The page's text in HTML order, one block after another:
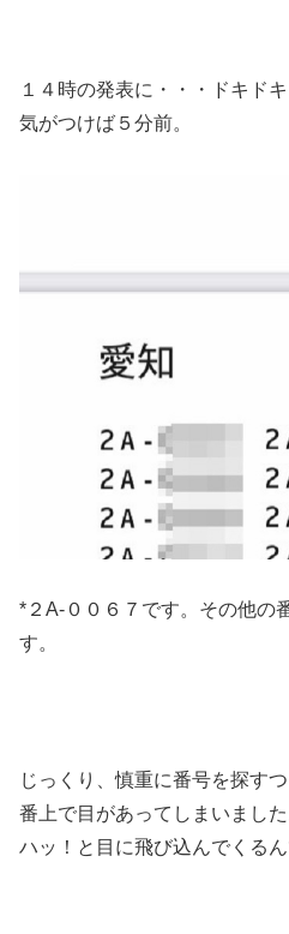
１４時の発表に・・・ドキド
気がつけば５分前。
*２A-００６７です。その他の
す。
じっくり、慎重に番号を探す
番上で目があってしまいました
ハッ！と目に飛び込んでくるん